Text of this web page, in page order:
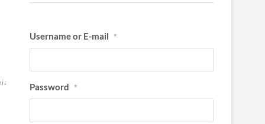
Politik sekularisme
Username or E-mail *
Password *